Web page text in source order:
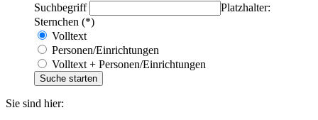
Suchbegriff
Platzhalter:
Sternchen (*)
Volltext
Personen/Einrichtungen
Volltext + Personen/Einrichtungen
Sie sind hier: